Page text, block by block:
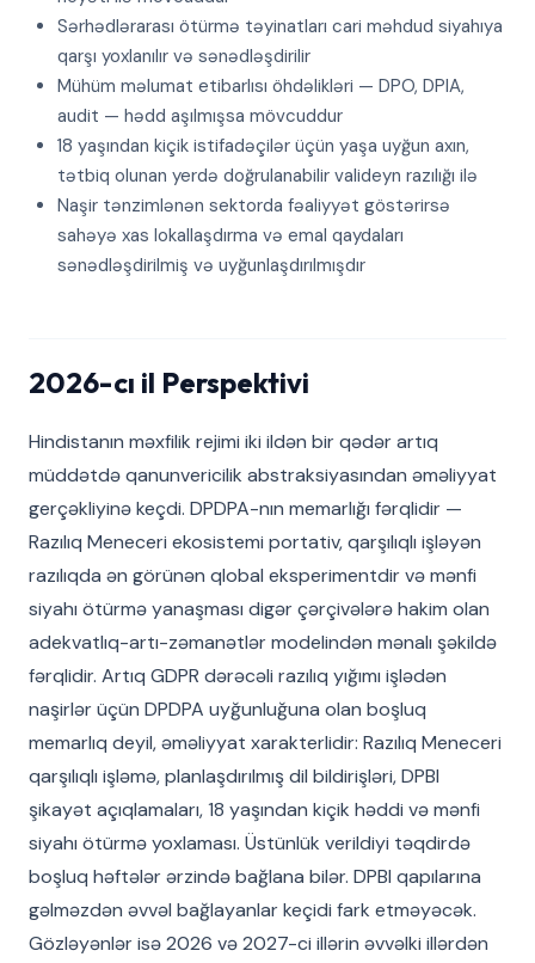
Sərhədlərarası ötürmə təyinatları cari məhdud siyahıya
qarşı yoxlanılır və sənədləşdirilir
Mühüm məlumat etibarlısı öhdəlikləri — DPO, DPIA,
audit — hədd aşılmışsa mövcuddur
18 yaşından kiçik istifadəçilər üçün yaşa uyğun axın,
tətbiq olunan yerdə doğrulanabilir valideyn razılığı ilə
Naşir tənzimlənən sektorda fəaliyyət göstərirsə
sahəyə xas lokallaşdırma və emal qaydaları
sənədləşdirilmiş və uyğunlaşdırılmışdır
2026-cı il Perspektivi
Hindistanın məxfilik rejimi iki ildən bir qədər artıq
müddətdə qanunvericilik abstraksiyasından əməliyyat
gerçəkliyinə keçdi. DPDPA-nın memarlığı fərqlidir —
Razılıq Meneceri ekosistemi portativ, qarşılıqlı işləyən
razılıqda ən görünən qlobal eksperimentdir və mənfi
siyahı ötürmə yanaşması digər çərçivələrə hakim olan
adekvatlıq-artı-zəmanətlər modelindən mənalı şəkildə
fərqlidir. Artıq GDPR dərəcəli razılıq yığımı işlədən
naşirlər üçün DPDPA uyğunluğuna olan boşluq
memarlıq deyil, əməliyyat xarakterlidir: Razılıq Meneceri
qarşılıqlı işləmə, planlaşdırılmış dil bildirişləri, DPBI
şikayət açıqlamaları, 18 yaşından kiçik həddi və mənfi
siyahı ötürmə yoxlaması. Üstünlük verildiyi təqdirdə
boşluq həftələr ərzində bağlana bilər. DPBI qapılarına
gəlməzdən əvvəl bağlayanlar keçidi fark etməyəcək.
Gözləyənlər isə 2026 və 2027-ci illərin əvvəlki illərdən